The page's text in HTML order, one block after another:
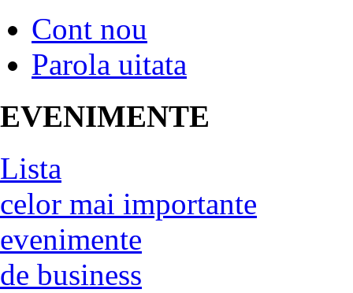
Cont nou
Parola uitata
EVENIMENTE
Lista
celor mai importante
evenimente
de business